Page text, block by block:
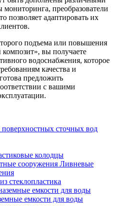
преобразователи
позволяет адаптировать их
подъема или повышения
вы получаете
водоснабжения, которое
качества и
предложить
с вашими
сточных вод
колодцы
Ливневые
стеклопластика
емкости для воды